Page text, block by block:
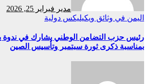
مدير فبراير 25, 2026
اليمن في وثائق ويكيليكس دولية
رئيس حزب التضامن الوطني يشارك في ندوة
بمناسبة ذكرى ثورة سبتمبر وتأسيس الصين